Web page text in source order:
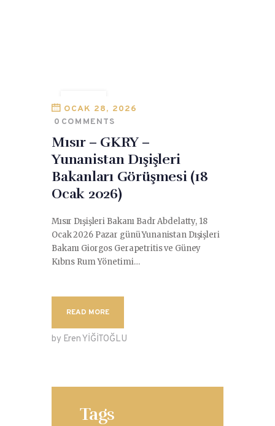
OCAK 28, 2026
0 COMMENTS
Mısır – GKRY –
Yunanistan Dışişleri
Bakanları Görüşmesi (18
Ocak 2026)
Mısır Dışişleri Bakanı Badr Abdelatty, 18
Ocak 2026 Pazar günü Yunanistan Dışişleri
Bakanı Giorgos Gerapetritis ve Güney
Kıbrıs Rum Yönetimi…
READ MORE
by Eren YİĞİTOĞLU
Tags